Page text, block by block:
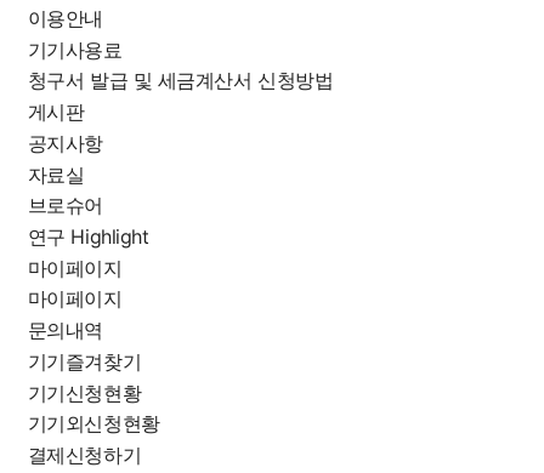
이용안내
기기사용료
청구서 발급 및 세금계산서 신청방법
게시판
공지사항
자료실
브로슈어
연구 Highlight
마이페이지
마이페이지
문의내역
기기즐겨찾기
기기신청현황
기기외신청현황
결제신청하기